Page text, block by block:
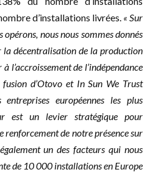
d’installations livrées. « Sur
opérons, nous nous sommes donnés
la décentralisation de la production
l’accroissement de l’indépendance
d’Otovo et In Sun We Trust
européennes les plus
est un levier stratégique pour
renforcement de notre présence sur
un des facteurs qui nous
de 10 000 installations en Europe